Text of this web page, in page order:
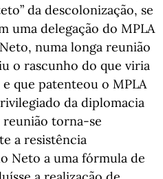
da descolonização, se
uma delegação do MPLA
numa longa reunião
o rascunho do que viria
que patenteou o MPLA
da diplomacia
reunião torna-se
a resistência
Neto a uma fórmula de